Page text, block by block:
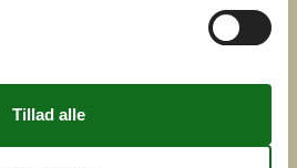
Holidays A/S
7400 Herning